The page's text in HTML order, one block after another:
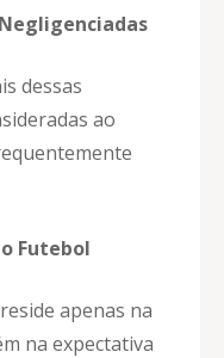
dessas
ao
Futebol
apenas na
na expectativa